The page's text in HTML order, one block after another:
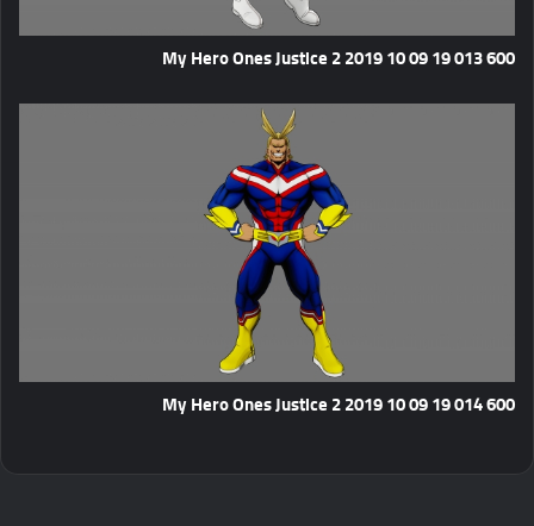
My Hero Ones Justice 2 2019 10 09 19 013 600
My Hero Ones Justice 2 2019 10 09 19 014 600